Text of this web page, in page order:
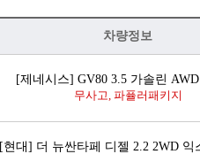
차량정보
[제네시스] GV80 3.5 가솔린
무사고, 파퓰러패키지
[현대] 더 뉴싼타페 디젤 2.2 2WD 익